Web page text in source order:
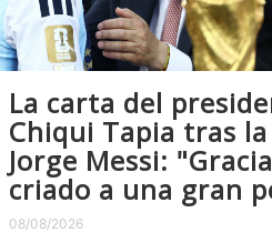
La carta del
Chiqui Tapia tras
Jorge Messi:
criado a una gran
08/08/2026